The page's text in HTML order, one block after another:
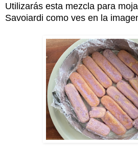
Utilizarás esta mezcla para
Savoiardi como ves en la